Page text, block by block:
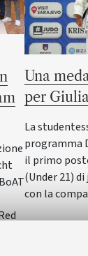
Una
per
La
programma
il primo
(Under 21)
con la